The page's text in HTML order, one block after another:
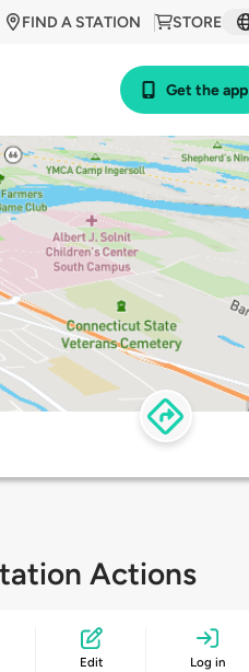
STORE
FIND A STATION
Get the app
Actions
Edit Log in